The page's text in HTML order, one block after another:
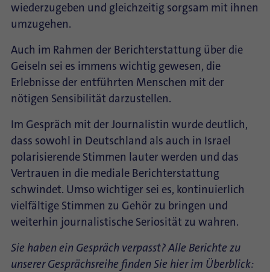
wiederzugeben und gleichzeitig sorgsam mit ihnen
umzugehen.
Auch im Rahmen der Berichterstattung über die
Geiseln sei es immens wichtig gewesen, die
Erlebnisse der entführten Menschen mit der
nötigen Sensibilität darzustellen.
Im Gespräch mit der Journalistin wurde deutlich,
dass sowohl in Deutschland als auch in Israel
polarisierende Stimmen lauter werden und das
Vertrauen in die mediale Berichterstattung
schwindet. Umso wichtiger sei es, kontinuierlich
vielfältige Stimmen zu Gehör zu bringen und
weiterhin journalistische Seriosität zu wahren.
Sie haben ein Gespräch verpasst? Alle Berichte zu
unserer Gesprächsreihe finden Sie hier im Überblick: